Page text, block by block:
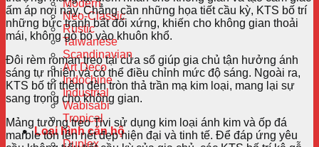
Modern
Neo-Classic
Rustic
Taiwanese
Scandinavian
Art Deco
Indochine
Industrial
Wabisabi
Tropical
Loại hình căn hộ
Duplex
ấm áp nơi này. Chẳng cần những họa tiết cầu kỳ, KTS bố trí
những bức tranh bất đối xứng, khiến cho không gian thoải
mái, không gò bó vào khuôn khổ.
Đôi rèm roman treo tại cửa sổ giúp gia chủ tận hưởng ánh
sáng tự nhiên và có thể điều chỉnh mức độ sáng. Ngoài ra,
KTS bố trí thêm đèn tròn thả trần mạ kim loại, mang lại sự
sang trọng cho không gian.
Mảng tường treo Tivi sử dụng kim loại ánh kim và ốp đá
marble tôn lên nét đẹp hiện đại và tinh tế. Để đáp ứng yêu